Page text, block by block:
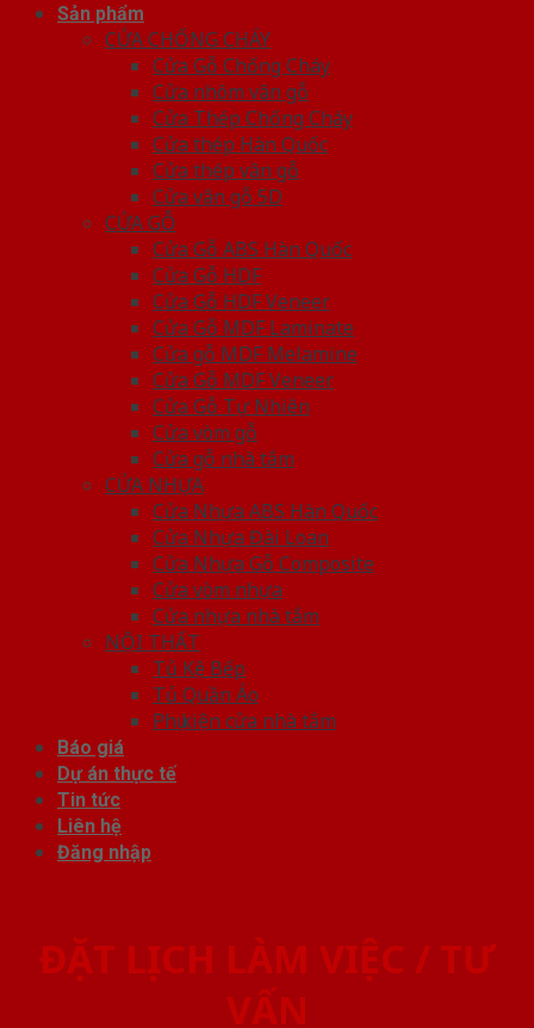
Sản phẩm
CỬA CHỐNG CHÁY
Cửa Gỗ Chống Cháy
Cửa nhôm vân gỗ
Cửa Thép Chống Cháy
Cửa thép Hàn Quốc
Cửa thép vân gỗ
Cửa vân gỗ 5D
CỬA GỖ
Cửa Gỗ ABS Hàn Quốc
Cửa Gỗ HDF
Cửa Gỗ HDF Veneer
Cửa Gỗ MDF Laminate
Cửa gỗ MDF Melamine
Cửa Gỗ MDF Veneer
Cửa Gỗ Tự Nhiên
Cửa vòm gỗ
Cửa gỗ nhà tắm
CỬA NHỰA
Cửa Nhựa ABS Hàn Quốc
Cửa Nhựa Đài Loan
Cửa Nhựa Gỗ Composite
Cửa vòm nhựa
Cửa nhựa nhà tắm
NỘI THẤT
Tủ Kệ Bếp
Tủ Quần Áo
Phụ kiện cửa nhà tắm
Báo giá
Dự án thực tế
Tin tức
Liên hệ
Đăng nhập
ĐẶT LỊCH LÀM VIỆC / TƯ
VẤN